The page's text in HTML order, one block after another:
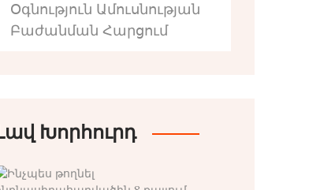
Օգնություն Ամուսնության
Բաժանման Հարցում
Խորհուրդ